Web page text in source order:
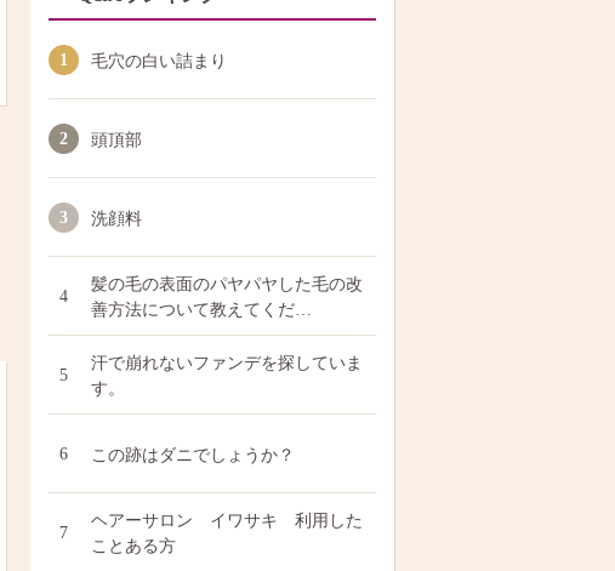
1 毛穴の白い詰まり
2 頭頂部
3 洗顔料
4
髪の毛の表面のパヤパヤした毛の改
善方法について教えてくだ…
5
汗で崩れないファンデを探していま
す。
6 この跡はダニでしょうか？
7
ヘアーサロン イワサキ 利用した
ことある方